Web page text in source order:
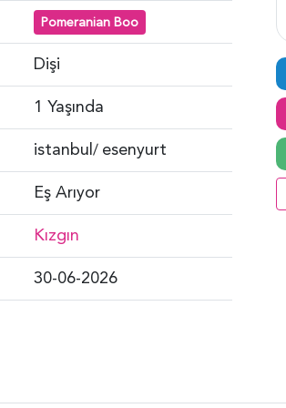
Pomeranian Boo
Dişi
1 Yaşında
istanbul/ esenyurt
Eş Arıyor
Kızgın
30-06-2026